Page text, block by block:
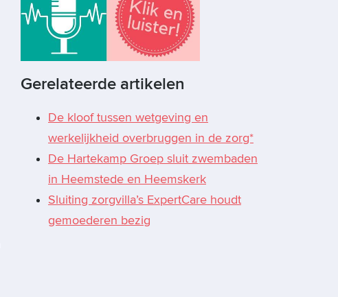
Gerelateerde artikelen
De kloof tussen wetgeving en
werkelijkheid overbruggen in de zorg*
De Hartekamp Groep sluit zwembaden
in Heemstede en Heemskerk
Sluiting zorgvilla’s ExpertCare houdt
gemoederen bezig